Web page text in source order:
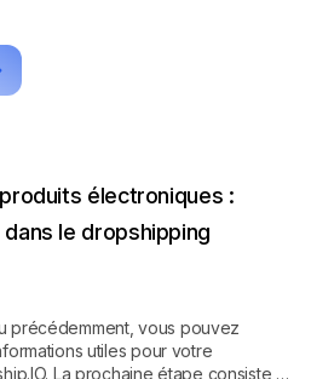
vous dès maintenant et profitez
7 jours pour découvrir des produits
de dropshipping !
électroniques :
le dropshipping
précédemment, vous pouvez
utiles pour votre
La prochaine étape consiste à